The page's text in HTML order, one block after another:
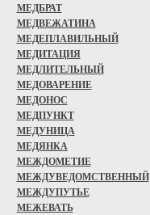
МЕДБРАТ
МЕДВЕЖАТИНА
МЕДЕПЛАВИЛЬНЫЙ
МЕДИТАЦИЯ
МЕДЛИТЕЛЬНЫЙ
МЕДОВАРЕНИЕ
МЕДОНОС
МЕДПУНКТ
МЕДУНИЦА
МЕДЯНКА
МЕЖДОМЕТИЕ
МЕЖДУВЕДОМСТВЕННЫЙ
МЕЖДУПУТЬЕ
МЕЖЕВАТЬ